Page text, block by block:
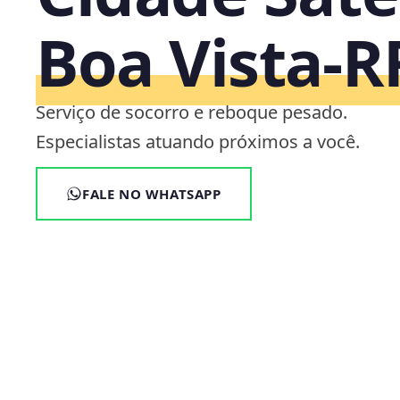
Boa
Serviço de socorro e reboque pesado.
Especialistas atuando próximos a você.
FALE NO WHATSAPP